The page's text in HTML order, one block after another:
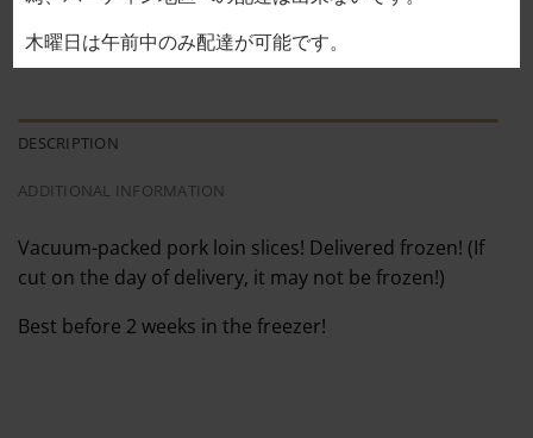
ADD TO CART
DESCRIPTION
ADDITIONAL INFORMATION
Vacuum-packed pork loin slices! Delivered frozen! (If
cut on the day of delivery, it may not be frozen!)
Best before 2 weeks in the freezer!
木曜日は午前中のみ配達が可能です。